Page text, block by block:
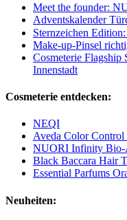
Meet the founder:
Adventskalender
Sternzeichen
Make-up-Pinsel
Cosmeterie Flagship
Innenstadt
Cosmeterie entdecken:
NEQI
Aveda Color
NUORI Infinity Bio-
Black Baccara Hair
Essential Parfums
Neuheiten: